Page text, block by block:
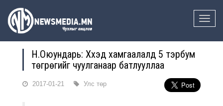
Toggle
Н.Оюундарь: Хүүхэд хамгаалалд 5 тэрбум
төгрөгийг чуулганаар батлууллаа
2017-01-21 Улс төр